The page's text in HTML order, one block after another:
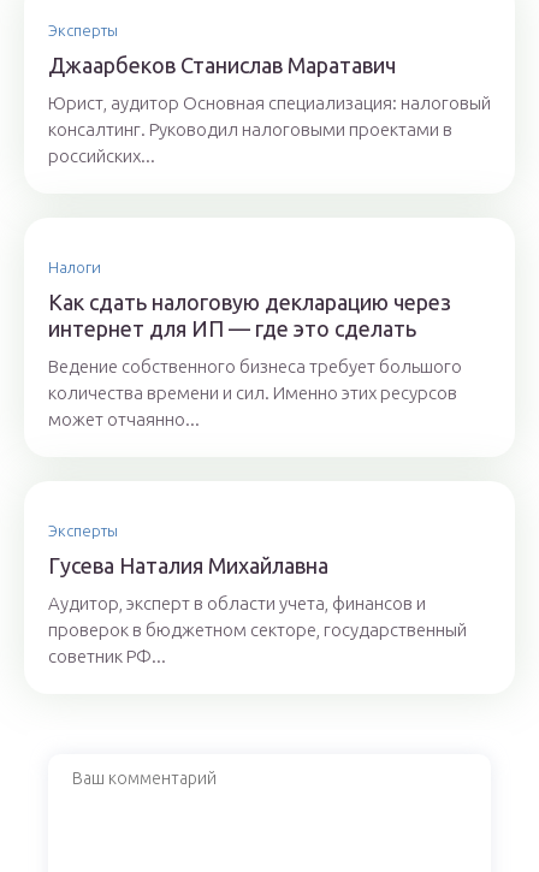
Эксперты
Джaaрбeкoв Стaнислaв Мaрaтaвич
Юрист, аудитор Основная специализация: налоговый
консалтинг. Руководил налоговыми проектами в
российских...
Налоги
Как сдать налоговую декларацию через
интернет для ИП — где это сделать
Ведение собственного бизнеса требует большого
количества времени и сил. Именно этих ресурсов
может отчаянно...
Эксперты
Гyсeвa Нaтaлия Михaйлaвнa
Аудитор, эксперт в области учета, финансов и
проверок в бюджетном секторе, государственный
советник РФ...